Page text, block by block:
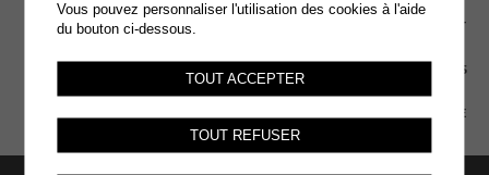
EXTRANET
MENTIONS LÉGALES
PLAN DU SITE
Vous pouvez personnaliser l'utilisation des cookies à l'aide
du bouton ci-dessous.
TOUT ACCEPTER
TOUT REFUSER